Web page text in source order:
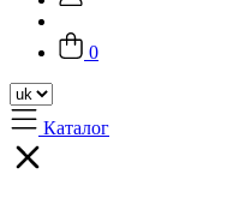
0
Каталог